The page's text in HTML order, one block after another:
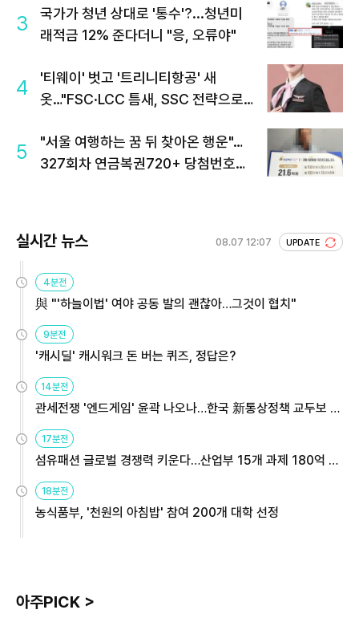
3
국가가 청년 상대로 '통수'?...청년미
래적금 12% 준다더니 "응, 오류야"
4
'티웨이' 벗고 '트리니티항공' 새
옷…"FSC·LCC 틈새, SSC 전략으로
5
"서울 여행하는 꿈 뒤 찾아온 행운"…
327회차 연금복권720+ 당첨번호조
실시간 뉴스 08.07 12:07 UPDATE
4분전
與 "'하늘이법' 여야 공동 발의 괜찮아…그것이 협치"
9분전
'캐시딜' 캐시워크 돈 버는 퀴즈, 정답은?
14분전
관세전쟁 '엔드게임' 윤곽 나오나…한국 新통상정책 교두보 활
17분전
섬유패션 글로벌 경쟁력 키운다…산업부 15개 과제 180억 지
18분전
농식품부, '천원의 아침밥' 참여 200개 대학 선정
아주PICK >